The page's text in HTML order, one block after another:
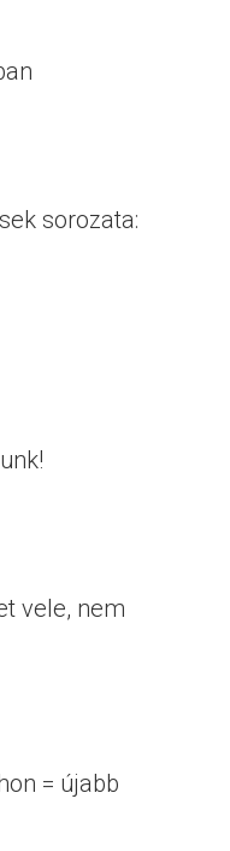
sorozata:
vele, nem
= újabb